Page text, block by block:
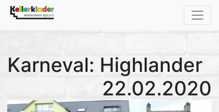
Karneval: Highlander
22.02.2020